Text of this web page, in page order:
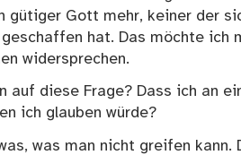
gütiger Gott mehr, keiner der
hat. Das möchte ich
widersprechen.
auf diese Frage? Dass ich an
ich glauben würde?
was man nicht greifen